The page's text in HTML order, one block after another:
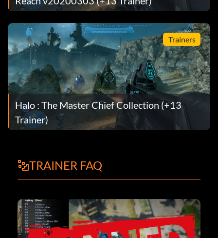
Trainers
Halo : The Master Chief Collection (+13
Trainer)
TRAINER FAQ